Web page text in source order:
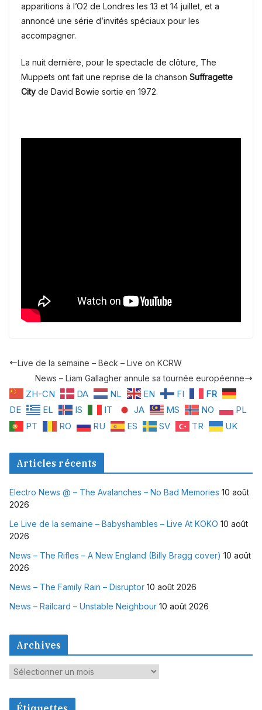
apparitions à l’O2 de Londres les 13 et 14 juillet, et a
annoncé une série d’invités spéciaux pour les
accompagner.
La nuit dernière, pour le spectacle de clôture, The
Muppets ont fait une reprise de la chanson Suffragette
City de David Bowie sortie en 1972.
Live de la semaine – Beck – Live on KCRW
News – Liam Gallagher annule sa tournée européenne
ZH-CN DA NL EN FI
FR
DE
EL IS IT JA MS NO
PL
PT
RO RU ES SV TR UK
Articles récents
Electro News @ – The Avalanches – No Bad Memories 10 août
2026
Le Live de la semaine – Babyshambles – Live At KOKO 10 août
2026
News – The Rifles – A New England (Billy Bragg cover) 10 août
2026
News – The Family Rain – Disruptor 10 août 2026
News – Railcard – Unstable Neighbour 10 août 2026
Archives
A
c